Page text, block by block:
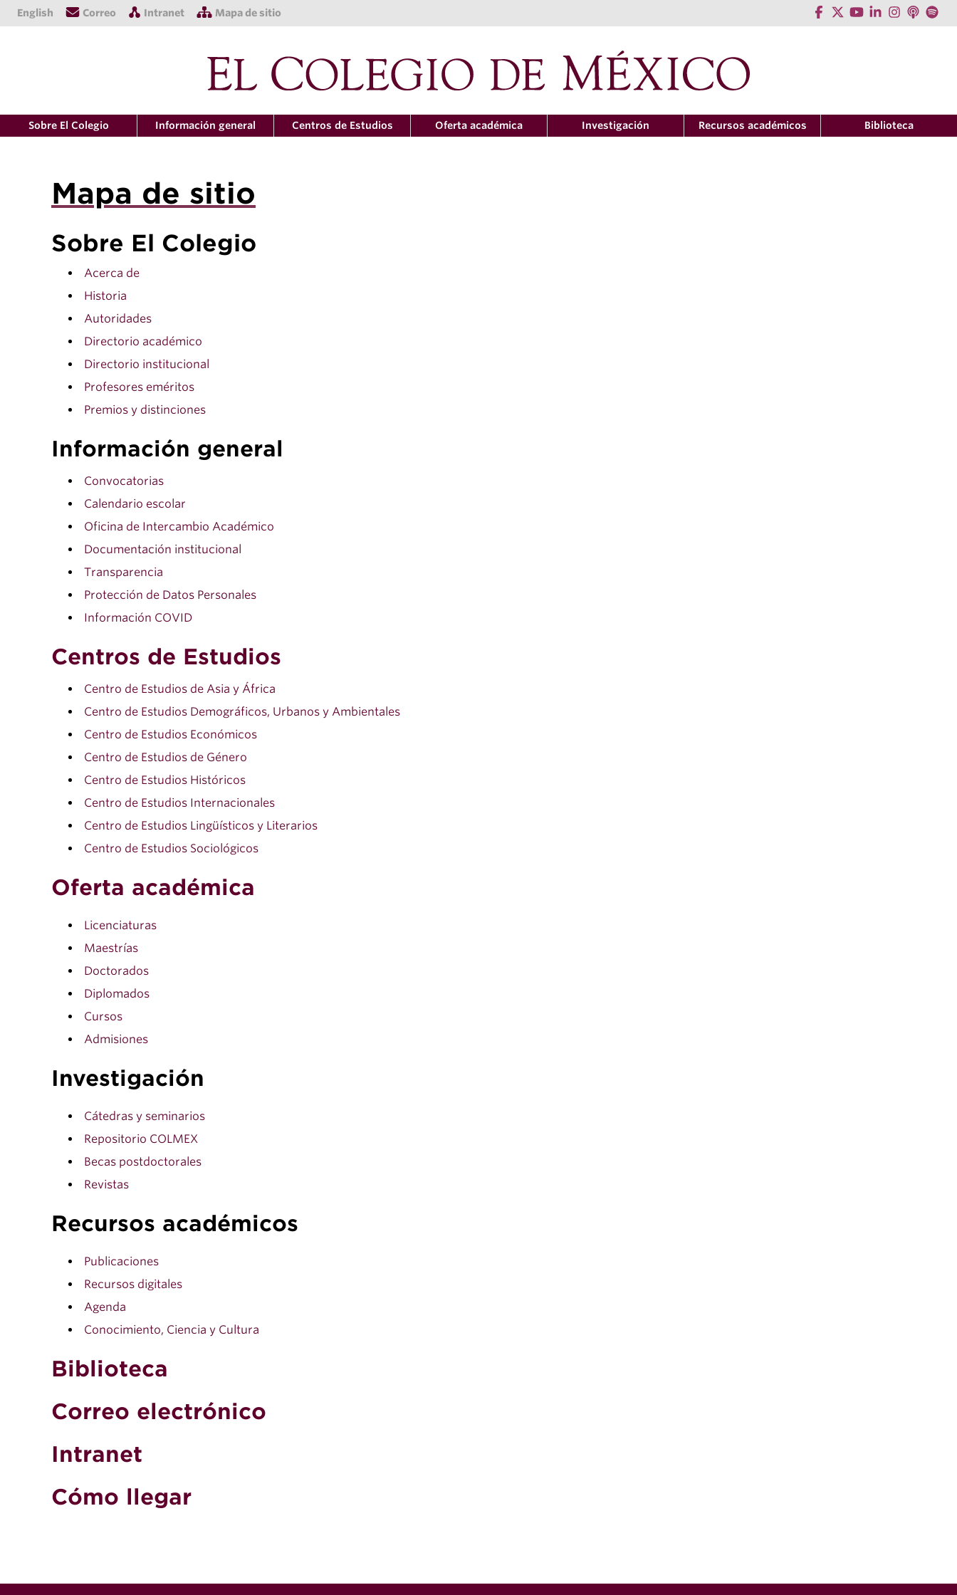
English Correo Intranet Mapa de sitio
Sobre El Colegio Información general Centros de Estudios Oferta académica Investigación Recursos académicos Biblioteca
Mapa de sitio
Sobre El Colegio
Acerca de
Historia
Autoridades
Directorio académico
Directorio institucional
Profesores eméritos
Premios y distinciones
Información general
Convocatorias
Calendario escolar
Oficina de Intercambio Académico
Documentación institucional
Transparencia
Protección de Datos Personales
Información COVID
Centros de Estudios
Centro de Estudios de Asia y África
Centro de Estudios Demográficos, Urbanos y Ambientales
Centro de Estudios Económicos
Centro de Estudios de Género
Centro de Estudios Históricos
Centro de Estudios Internacionales
Centro de Estudios Lingüísticos y Literarios
Centro de Estudios Sociológicos
Oferta académica
Licenciaturas
Maestrías
Doctorados
Diplomados
Cursos
Admisiones
Investigación
Cátedras y seminarios
Repositorio COLMEX
Becas postdoctorales
Revistas
Recursos académicos
Publicaciones
Recursos digitales
Agenda
Conocimiento, Ciencia y Cultura
Biblioteca
Correo electrónico
Intranet
Cómo llegar